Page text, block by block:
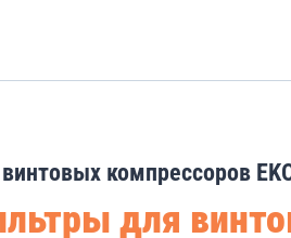
компрессоров
для